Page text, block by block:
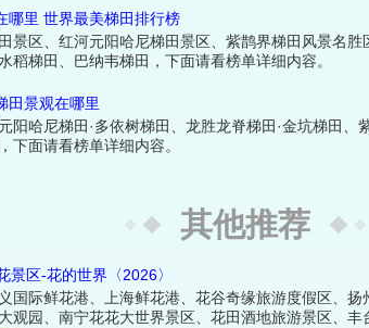
哪里 世界最美梯田排行榜
景区、红河元阳哈尼梯田景区、紫鹊界梯田风景名
梯田、巴纳韦梯田，下面请看榜单详细内容。
田景观在哪里
哈尼梯田·多依树梯田、龙胜龙脊梯田·金坑梯田、
下面请看榜单详细内容。
其他推荐
区-花的世界〈2026〉
国际鲜花港、上海鲜花港、花谷奇缘旅游度假区、
观园、南宁花花大世界景区、花田酒地旅游景区、丰